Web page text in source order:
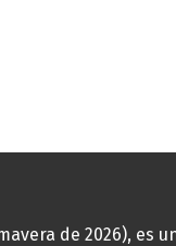
de 2026),